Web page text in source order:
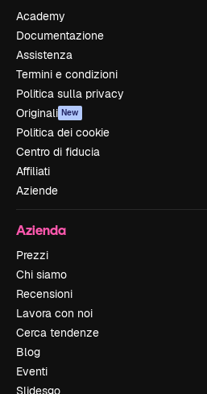
Academy
Documentazione
Assistenza
Termini e condizioni
Politica sulla privacy
Originali New
Politica dei cookie
Centro di fiducia
Affiliati
Aziende
Azienda
Prezzi
Chi siamo
Recensioni
Lavora con noi
Cerca tendenze
Blog
Eventi
Slidesgo